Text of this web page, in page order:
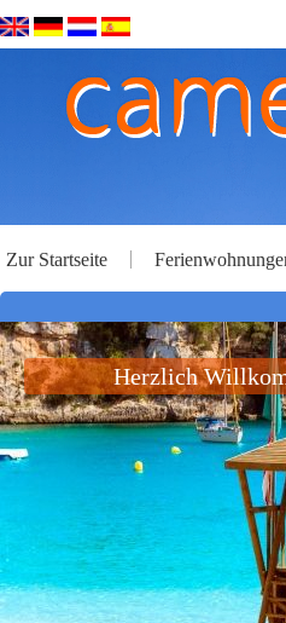
Zur Startseite
Herzlich